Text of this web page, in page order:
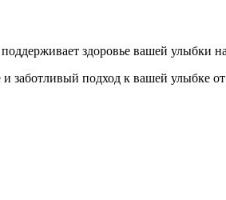
здоровье вашей улыбки
подход к вашей улыбке